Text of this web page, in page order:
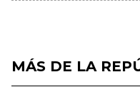
MÁS DE LA